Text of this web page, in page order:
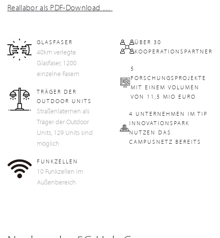
Reallabor als PDF-Download …
GLASFASER
40km verlegte
Glasfaser, 1200
einzelne Fasern
TRÄGER DER
OUTDOOR UNITS
Straßenlaternen als
Träger der Outdoor
Units, 129 Units sind
möglich
FUNKZELLEN
10 Funkzellen im
Außenbereich
ÜBER 30
KOOPERATIONSPARTNER
5
FORSCHUNGSPROJEKTE
MIT EINEM VOLUMEN
VON 11,5 MIO EURO
4 UNTERNEHMEN IM TIP
INNOVATIONSPARK
NUTZEN DAS
CAMPUSNETZ BEREITS